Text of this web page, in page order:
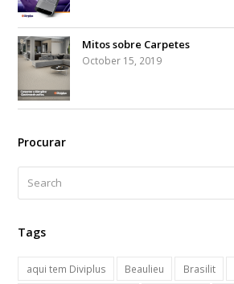
Mitos sobre Carpetes
October 15, 2019
Procurar
Tags
aqui tem Diviplus Beaulieu Brasilit